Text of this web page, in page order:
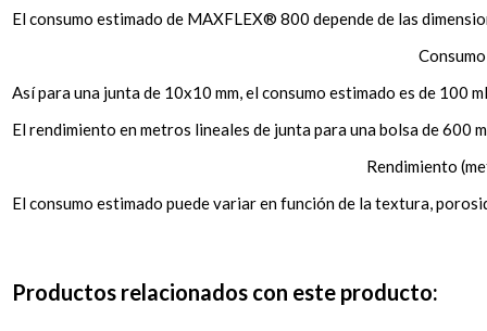
El consumo estimado de MAXFLEX® 800 depende de las
Así para una junta de 10x10 mm, el consumo estimado es de 100
El rendimiento en metros lineales de junta para una bolsa de 600
Rendimiento
El consumo estimado puede variar en función de la textura,
Productos relacionados con este producto: